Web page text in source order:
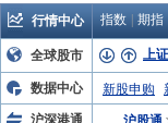
行情中心 指数 期指
全球股市 上证
数据中心 新股申购
沪深港通